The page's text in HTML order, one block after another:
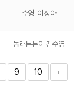
수영_이정아
동래튼튼이 김수영
9 10